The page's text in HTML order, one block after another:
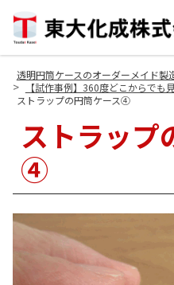
透明円筒ケースのオーダーメイド製
> 【試作事例】360度どこからでも
ストラップの円筒ケース④
ストラップ
④
Site
Footer